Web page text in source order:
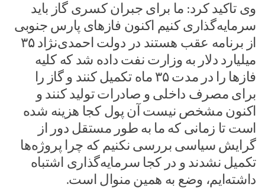
وی تاکید کرد: ما برای جبران کسری گاز باید
سرمایه‌گذاری کنیم اکنون فازهای پارس جنوبی
از برنامه عقب هستند در دولت احمدی‌نژاد ۳۵
میلیارد دلار به وزارت نفت داده شد که کلیه
فازها را در مدت ۳۵ ماه تکمیل کنند و گاز را
برای مصرف داخلی و صادرات تولید کنند و
اکنون مشخص نیست آن پول کجا هزینه شده
است تا زمانی که ما به طور مستقل دور از
گرایش سیاسی بررسی نکنیم که چرا پروژه‌ها
تکمیل نشدند و در کجا سرمایه‌گذاری اشتباه
داشته‌ایم، وضع به همین منوال است.